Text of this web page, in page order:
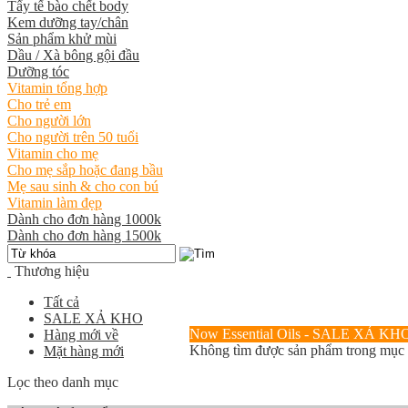
Tẩy tế bào chết body
Kem dưỡng tay/chân
Sản phẩm khử mùi
Dầu / Xà bông gội đầu
Dưỡng tóc
Vitamin tổng hợp
Cho trẻ em
Cho người lớn
Cho người trên 50 tuổi
Vitamin cho mẹ
Cho mẹ sắp hoặc đang bầu
Mẹ sau sinh & cho con bú
Vitamin làm đẹp
Dành cho đơn hàng 1000k
Dành cho đơn hàng 1500k
Thương hiệu
Tất cả
SALE XẢ KHO
Hàng mới về
Mặt hàng mới
Lọc theo danh mục
Now Essential Oils - SALE XẢ
Không tìm được sản phẩm trong mục